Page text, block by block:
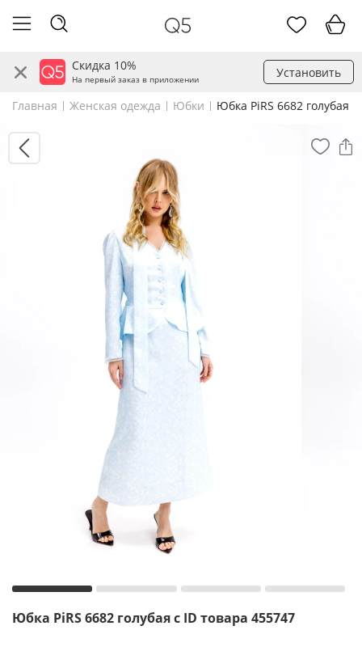
Скидка 10%
На первый заказ в приложении Установить
Главная Женская одежда Юбки Юбка PiRS 6682 голубая
Юбка PiRS 6682 голубая с ID товара 455747